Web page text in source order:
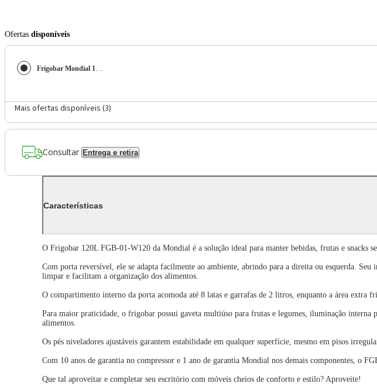
Ofertas disponíveis
Frigobar Mondial 120L FGB-01-W-120 Branco
Mais ofertas disponíveis (3)
Consultar Entrega e retira
Características
O Frigobar 120L FGB-01-W120 da Mondial é a solução ideal para manter bebidas, frutas e snacks
Com porta reversível, ele se adapta facilmente ao ambiente, abrindo para a direita ou esquerda.
limpar e facilitam a organização dos alimentos.
O compartimento interno da porta acomoda até 8 latas e garrafas de 2 litros, enquanto a área extra
Para maior praticidade, o frigobar possui gaveta multiúso para frutas e legumes, iluminação
alimentos.
Os pés niveladores ajustáveis garantem estabilidade em qualquer superfície, mesmo em pisos
Com 10 anos de garantia no compressor e 1 ano de garantia Mondial nos demais componentes, o
Que tal aproveitar e completar seu escritório com móveis cheios de conforto e estilo? Aproveite!